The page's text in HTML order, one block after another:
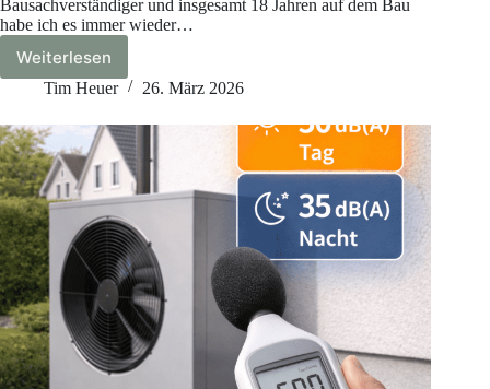
Bausachverständiger und insgesamt 18 Jahren auf dem Bau
habe ich es immer wieder…
WeiterlesenBaunebenkosten
beim
2026:
Diese
versteckten
Kosten
kennt
fast
niemand
(mit
echten
Zahlen
aus
der
Praxis)
Tim Heuer 26. März 2026